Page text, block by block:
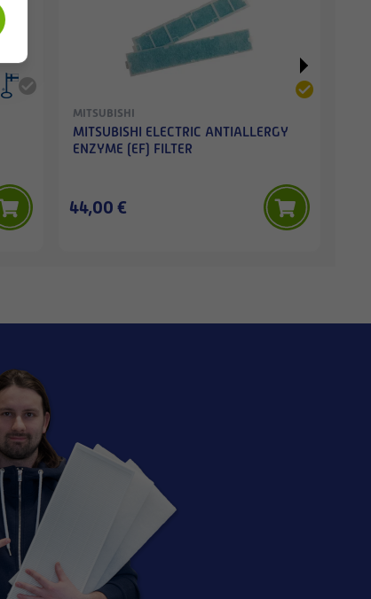
MITSUBISHI
MITSUBISHI ELECTRIC ANTIALLERGY
ENZYME (EF) FILTER
44,00 €